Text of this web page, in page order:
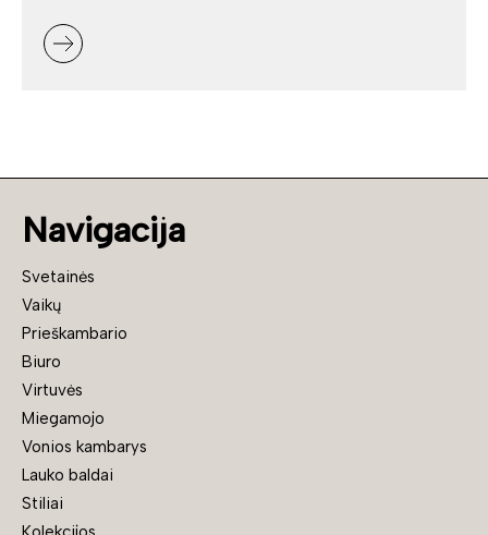
Navigacija
Svetainės
Vaikų
Prieškambario
Biuro
Virtuvės
Miegamojo
Vonios kambarys
Lauko baldai
Stiliai